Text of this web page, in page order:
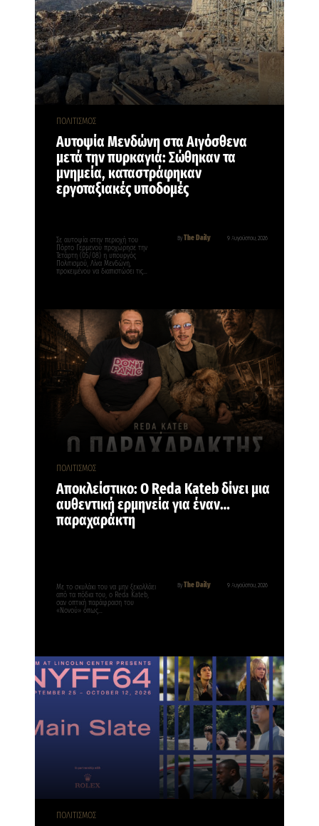
ΠΟΛΙΤΙΣΜΟΣ
Αυτοψία Μενδώνη στα Αιγόσθενα
μετά την πυρκαγιά: Σώθηκαν τα
μνημεία, καταστράφηκαν
εργοταξιακές υποδομές
By The Daily 9 Αυγούστου, 2026
Σε αυτοψία στην περιοχή του
Πόρτο Γερμενού προχώρησε την
Τετάρτη (05/08) η υπουργός
Πολιτισμού, Λίνα Μενδώνη,
προκειμένου να διαπιστώσει τις…
ΠΟΛΙΤΙΣΜΟΣ
Αποκλείστικο: Ο Reda Kateb δίνει μια
αυθεντική ερμηνεία για έναν…
παραχαράκτη
By The Daily 9 Αυγούστου, 2026
Με το σκυλάκι του να μην ξεκολλάει
από τα πόδια του, ο Reda Kateb,
σαν οπτική παράφραση του
«Νονού» όπως…
ΠΟΛΙΤΙΣΜΟΣ